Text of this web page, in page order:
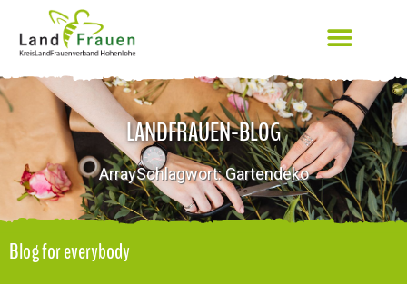
LANDFRAUEN-BLOG
ArraySchlagwort: Gartendeko
Blog for everybody